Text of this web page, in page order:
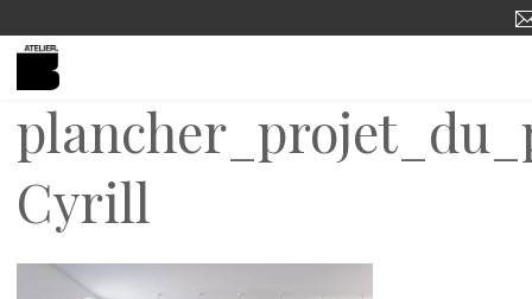
FOURS ET FOYERS
PORTFOLIO
PLANCHERS DE BÉTON
Cyrill